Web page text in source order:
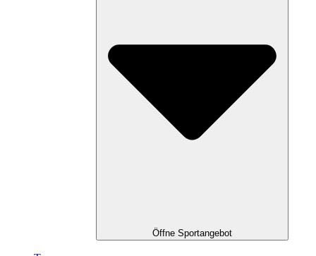
Öffne Sportangebot